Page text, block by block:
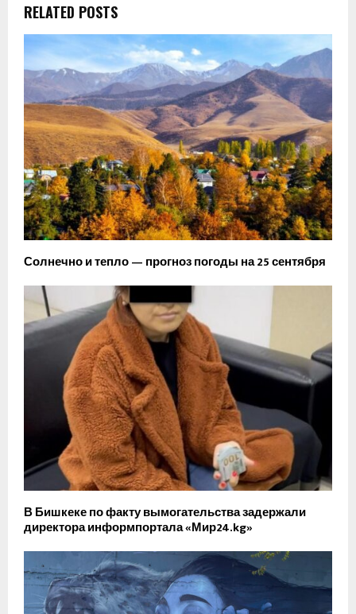
RELATED POSTS
Солнечно и тепло — прогноз погоды на 25 сентября
В Бишкеке по факту вымогательства задержали
директора информпортала «Мир24.kg»